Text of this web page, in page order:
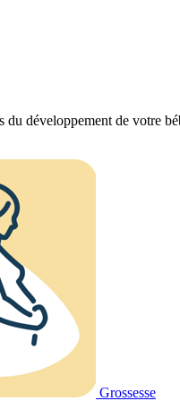
du développement de votre
Grossesse